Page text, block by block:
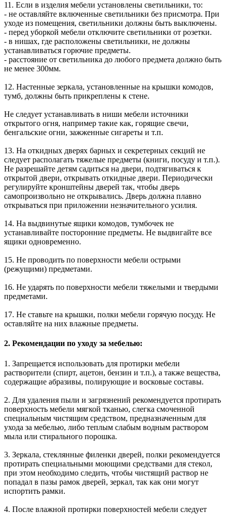
11. Если в изделия мебели установлены светильники, то:
- не оставляйте включенные светильники без присмотра. При
уходе из помещения, светильники должны быть выключены.
- перед уборкой мебели отключите светильники от розетки.
- в нишах, где расположены светильники, не должны
устанавливаться горючие предметы.
- расстояние от светильника до любого предмета должно быть
не менее 300мм.
12. Настенные зеркала, установленные на крышки комодов,
тумб, должны быть прикреплены к стене.
Не следует устанавливать в ниши мебели источники
открытого огня, например такие как, горящие свечи,
бенгальские огни, зажженные сигареты и т.п.
13. На откидных дверях барных и секретерных секций не
следует располагать тяжелые предметы (книги, посуду и т.п.).
Не разрешайте детям садиться на двери, подтягиваться к
открытой двери, открывать откидные двери. Периодически
регулируйте кронштейны дверей так, чтобы дверь
самопроизвольно не открывались. Дверь должна плавно
открываться при приложении незначительного усилия.
14. На выдвинутые ящики комодов, тумбочек не
устанавливайте посторонние предметы. Не выдвигайте все
ящики одновременно.
15. Не проводить по поверхности мебели острыми
(режущими) предметами.
16. Не ударять по поверхности мебели тяжелыми и твердыми
предметами.
17. Не ставьте на крышки, полки мебели горячую посуду. Не
оставляйте на них влажные предметы.
2. Рекомендации по уходу за мебелью:
1. Запрещается использовать для протирки мебели
растворители (спирт, ацетон, бензин и т.п.), а также вещества,
содержащие абразивы, полирующие и восковые составы.
2. Для удаления пыли и загрязнений рекомендуется протирать
поверхность мебели мягкой тканью, слегка смоченной
специальным чистящим средством, предназначенным для
ухода за мебелью, либо теплым слабым водным раствором
мыла или стирального порошка.
3. Зеркала, стеклянные филенки дверей, полки рекомендуется
протирать специальными моющими средствами для стекол,
при этом необходимо следить, чтобы чистящий раствор не
попадал в пазы рамок дверей, зеркал, так как они могут
испортить рамки.
4. После влажной протирки поверхностей мебели следует